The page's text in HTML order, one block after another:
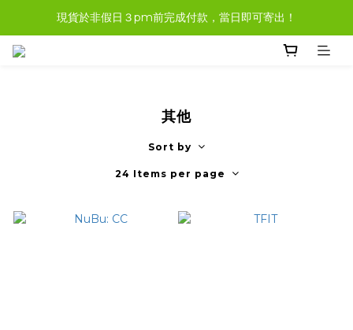
現貨商品，大多都可任選３樣免運哦。
現貨於非假日３pm前完成付款，當日即可寄出！
其他
Sort by
24 Items per page